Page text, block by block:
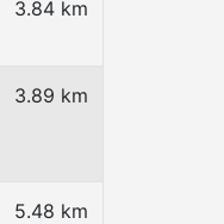
3.84 km
3.89 km
5.48 km